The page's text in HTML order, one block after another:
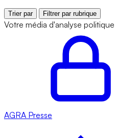
Trier par Filtrer par rubrique
Votre média d'analyse
AGRA Presse